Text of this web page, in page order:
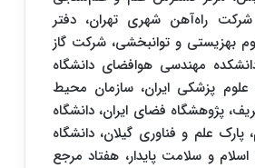
شرکت راه‌آهن شهری تهران، دفتر
بهزیستی و توانبخشی، شرکت گاز
مهندسی هوافضای دانشگاه
علوم پزشکی ایران، سازمان محیط
پژوهشگاه فضای ایران، دانشگاه
علم و فناوری گیلان، دانشگاه
و سلامت پایدار، هفتاد مرجع